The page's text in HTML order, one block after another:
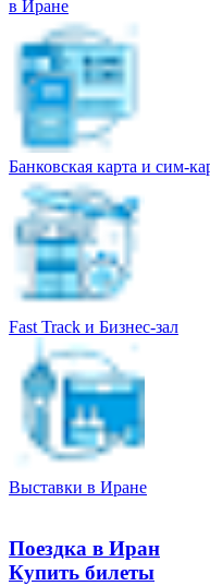
в Иране
Банковская карта и сим-
Fast Track и Бизнес-зал
Выставки в Иране
Поездка в Иран
Купить билеты